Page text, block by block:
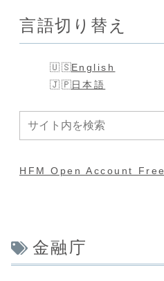
言語切り替え
English
日本語
HFM Open Account Free
金融庁